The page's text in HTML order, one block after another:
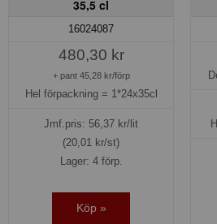
35,5 cl
16024087
480,30 kr
+ pant 45,28 kr/förp
Hel förpackning = 1*24x35cl
Jmf.pris: 56,37 kr/lit
(20,01 kr/st)
Lager: 4 förp.
Köp »